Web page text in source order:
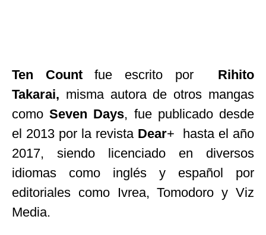
Ten Countfue escrito por Rihito
Takarai, misma autora de otros mangas
comoSeven Days, fue publicado desde
el 2013 por la revista Dear+ hasta el año
2017, siendo licenciado en diversos
idiomas como inglés y español por
editoriales como Ivrea, Tomodoro y Viz
Media.